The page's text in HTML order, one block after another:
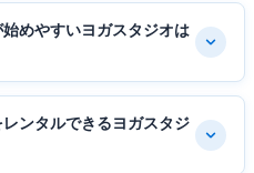
めやすいヨガスタジオは
ンタルできるヨガスタジ